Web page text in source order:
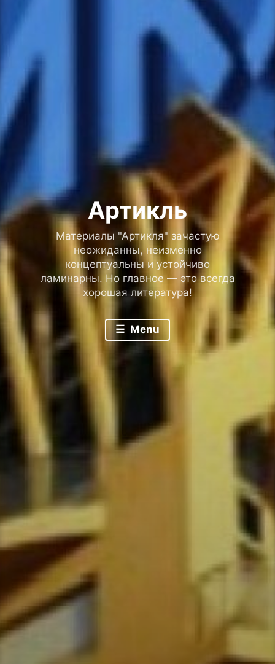
Артикль
Материалы "Артикля" зачастую
неожиданны, неизменно
концептуальны и устойчиво
ламинарны. Но главное — это всегда
хорошая литература!
Menu